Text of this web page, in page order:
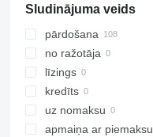
Sludinājuma veids
pārdošana
no ražotāja
līzings
kredīts
uz nomaksu
apmaiņa ar piemaksu